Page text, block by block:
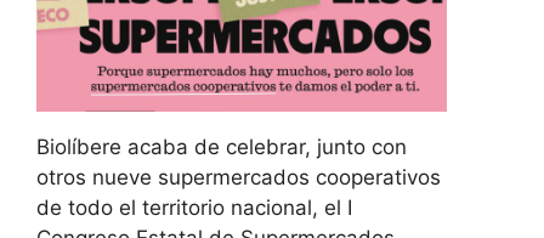
Biolíbere acaba de celebrar, junto con
otros nueve supermercados cooperativos
de todo el territorio nacional, el I